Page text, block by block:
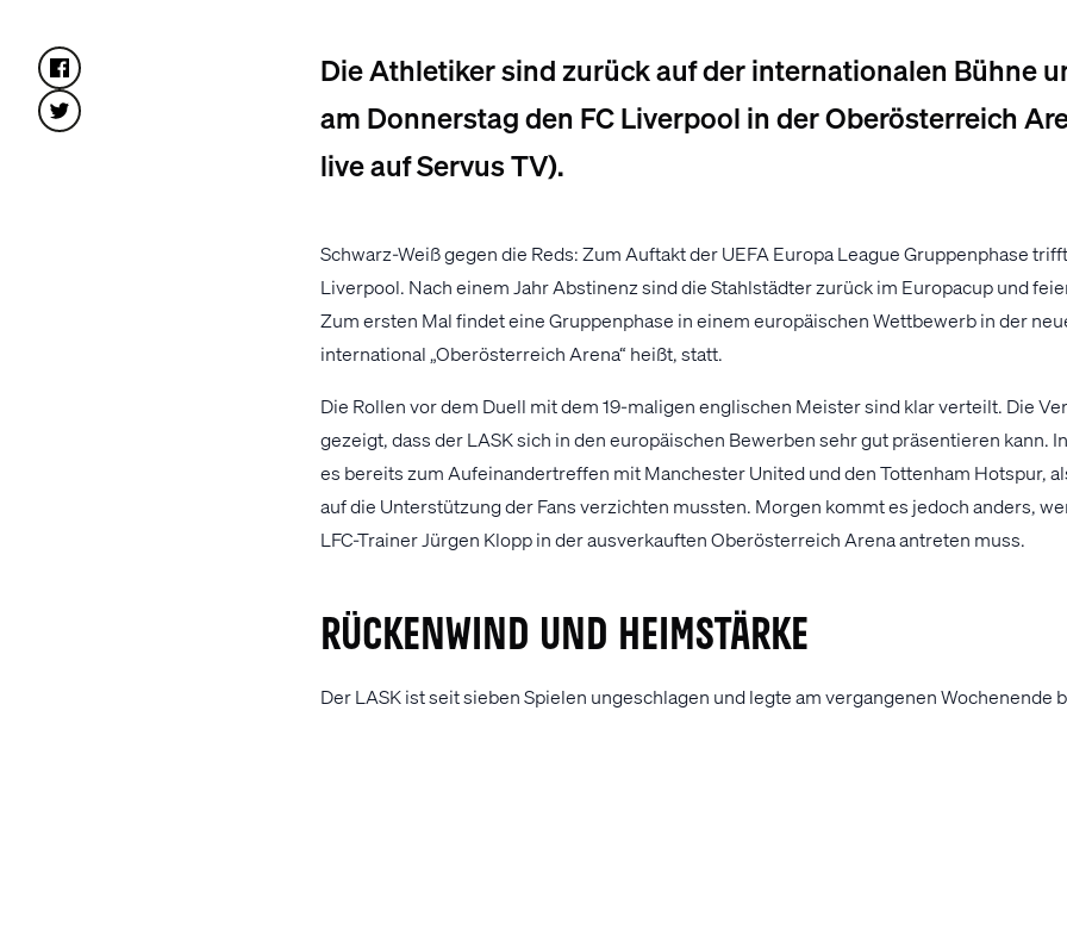
Die Athletiker sind zurück auf der internationalen Bühne
am Donnerstag den FC Liverpool in der Oberösterreich
live auf Servus TV).
Schwarz-Weiß gegen die Reds: Zum Auftakt der UEFA Europa League Gruppenphase
Liverpool. Nach einem Jahr Abstinenz sind die Stahlstädter zurück im Europacup und
Zum ersten Mal findet eine Gruppenphase in einem europäischen Wettbewerb in der
international „Oberösterreich Arena“ heißt, statt.
Die Rollen vor dem Duell mit dem 19-maligen englischen Meister sind klar verteilt. Die
gezeigt, dass der LASK sich in den europäischen Bewerben sehr gut präsentieren kann.
es bereits zum Aufeinandertreffen mit Manchester United und den Tottenham Hotspur,
auf die Unterstützung der Fans verzichten mussten. Morgen kommt es jedoch anders,
LFC-Trainer Jürgen Klopp in der ausverkauften Oberösterreich Arena antreten muss.
Rückenwind und Heimstärke
Der LASK ist seit sieben Spielen ungeschlagen und legte am vergangenen Wochenende